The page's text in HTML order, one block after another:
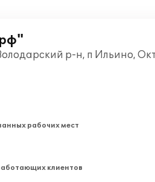
р-н, п Ильино,
рабочих мест
клиентов